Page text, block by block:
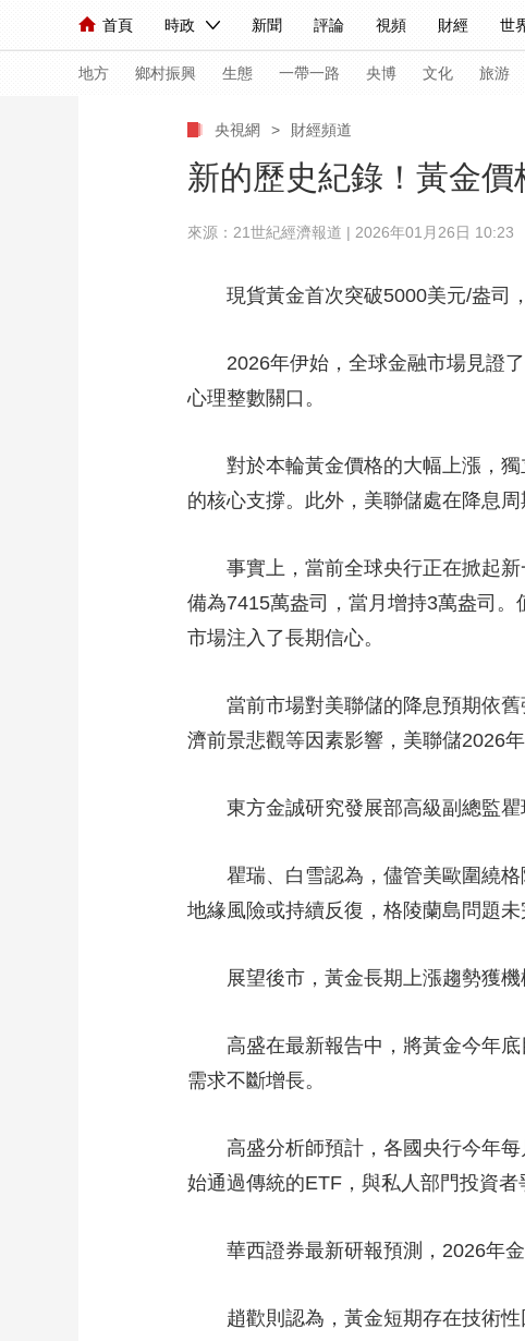
首頁 時政 新聞 評論 視頻 財經 世
人民領袖習近平 聯播+ 中國領導人 央視快評 習式妙
直播 片庫 欄目大全 節目單 聽音 微視頻 主持人
海外頻道 iPanda English Монгол
地方 鄉村振興 生態 一帶一路 央博 文化 旅游
人民領袖習近平 聯播+ 熱解讀 天天學習 習
快看 藍海中國 新兵請入列
CCTV奧林匹克頻道 生活體育大會 體
大國展會 大國保險 雲頂對話 雲起
CCTV.節目官網 直播 節目單 欄目 片庫
央視網 > 財經頻道
新的歷史紀錄！黃金
來源：21世紀經濟報道 | 2026年01月26日 10:23
現貨黃金首次突破5000美元/盎司
2026年伊始，全球金融市場見證
心理整數關口。
對於本輪黃金價格的大幅上漲，
的核心支撐。此外，美聯儲處在降息
事實上，當前全球央行正在掀起
備為7415萬盎司，當月增持3萬盎司
市場注入了長期信心。
當前市場對美聯儲的降息預期依
濟前景悲觀等因素影響，美聯儲2026
東方金誠研究發展部高級副總監
瞿瑞、白雪認為，儘管美歐圍繞
地緣風險或持續反復，格陵蘭島問題
展望後市，黃金長期上漲趨勢獲機
高盛在最新報告中，將黃金今年
需求不斷增長。
高盛分析師預計，各國央行今年
始通過傳統的ETF，與私人部門投資者
華西證券最新研報預測，2026年
趙歡則認為，黃金短期存在技術